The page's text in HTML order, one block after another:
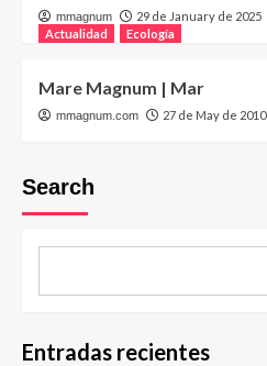
mmagnum 29 de January de 2025
Actualidad Ecología
Mare Magnum | Mar
mmagnum.com 27 de May de 2010
Search
Entradas recientes